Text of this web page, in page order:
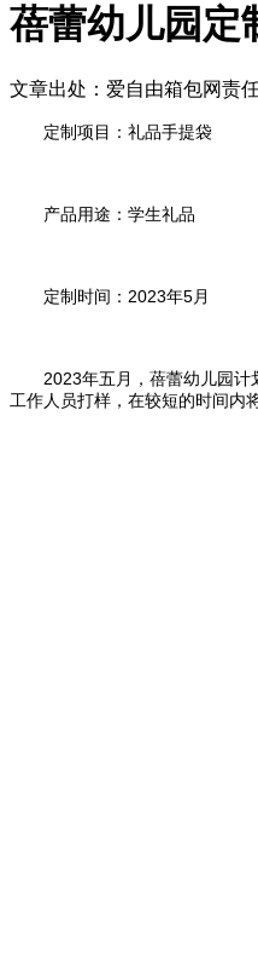
蓓蕾幼儿园定
文章出处：爱自由箱包网责
定制项目：礼品手提袋
产品用途：学生礼品
定制时间：2023年5月
2023年五月，蓓蕾幼儿园计划
工作人员打样，在较短的时间内